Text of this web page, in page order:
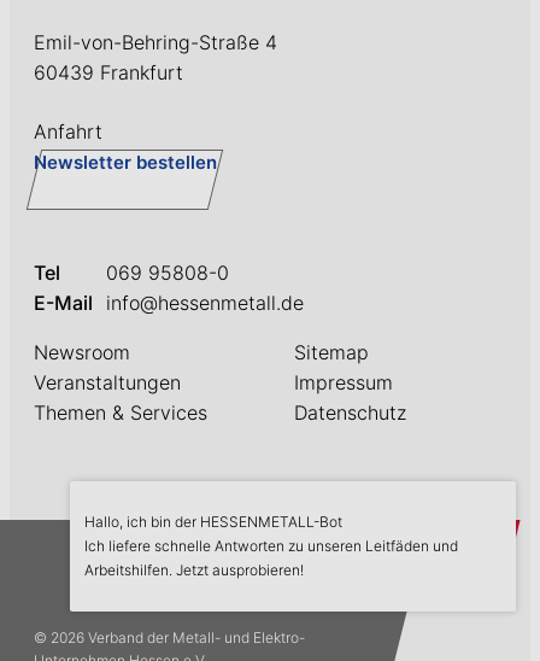
Emil-von-Behring-Straße 4
60439 Frankfurt
Anfahrt
Newsletter bestellen
Tel
069 95808-0
E-Mail
info@hessenmetall.de
Newsroom
Veranstaltungen
Themen & Services
Sitemap
Impressum
Datenschutz
© 2026 Verband der Metall- und Elektro-
Hallo, ich bin der HESSENMETALL-Bot
Ich liefere schnelle Antworten zu unseren Leitfäden und
Arbeitshilfen. Jetzt ausprobieren!